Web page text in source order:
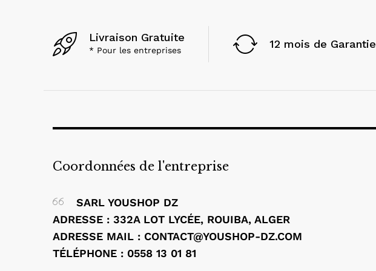
Livraison Gratuite
* Pour les entreprises 12 mois de Garantie
Coordonnées de l'entreprise
SARL YOUSHOP DZ
ADRESSE : 332A LOT LYCÉE, ROUIBA, ALGER
ADRESSE MAIL : CONTACT@YOUSHOP-DZ.COM
TÉLÉPHONE : 0558 13 01 81